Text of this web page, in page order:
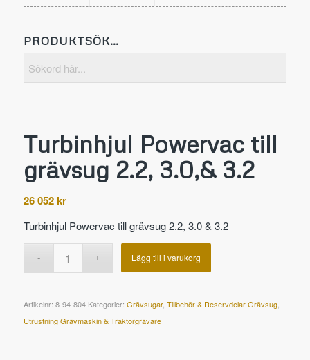
PRODUKTSÖK…
Turbinhjul Powervac till
grävsug 2.2, 3.0,& 3.2
26 052kr
Turbinhjul Powervac till grävsug 2.2, 3.0 & 3.2
Lägg till i varukorg
Artikelnr: 8-94-804 Kategorier: Grävsugar, Tillbehör & Reservdelar Grävsug,
Utrustning Grävmaskin & Traktorgrävare